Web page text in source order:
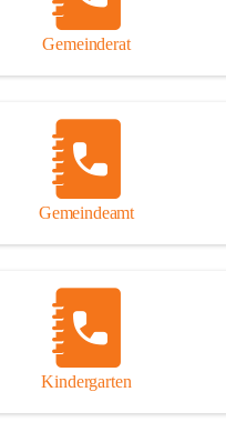
Gemeinderat
Gemeindeamt
Kindergarten